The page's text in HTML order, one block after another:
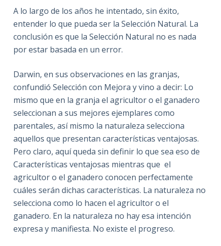
A lo largo de los años he intentado, sin éxito,
entender lo que pueda ser la Selección Natural. La
conclusión es que la Selección Natural no es nada
por estar basada en un error.
Darwin, en sus observaciones en las granjas,
confundió Selección con Mejora y vino a decir: Lo
mismo que en la granja el agricultor o el ganadero
seleccionan a sus mejores ejemplares como
parentales, así mismo la naturaleza selecciona
aquellos que presentan características ventajosas.
Pero claro, aquí queda sin definir lo que sea eso de
Características ventajosas mientras que el
agricultor o el ganadero conocen perfectamente
cuáles serán dichas características. La naturaleza no
selecciona como lo hacen el agricultor o el
ganadero. En la naturaleza no hay esa intención
expresa y manifiesta. No existe el progreso.